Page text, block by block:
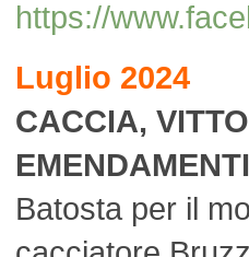
https://
Luglio 2024
CACCIA,
Batosta per il